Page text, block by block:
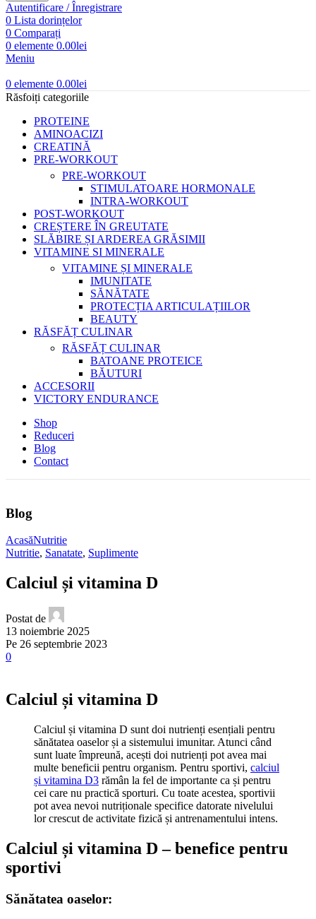
Autentificare / Înregistrare
0 Lista dorințelor
0 Comparați
0 elemente 0.00lei
Meniu
0 elemente 0.00lei
Răsfoiți categoriile
PROTEINE
AMINOACIZI
CREATINĂ
PRE-WORKOUT
PRE-WORKOUT
STIMULATOARE HORMONALE
INTRA-WORKOUT
POST-WORKOUT
CREȘTERE ÎN GREUTATE
SLĂBIRE ȘI ARDEREA GRĂSIMII
VITAMINE SI MINERALE
VITAMINE ȘI MINERALE
IMUNITATE
SĂNĂTATE
PROTECȚIA ARTICULAȚIILOR
BEAUTY
RĂSFĂȚ CULINAR
RĂSFĂȚ CULINAR
BATOANE PROTEICE
BĂUTURI
ACCESORII
VICTORY ENDURANCE
Shop
Reduceri
Blog
Contact
Blog
AcasăNutritie
Nutritie, Sanatate, Suplimente
Calciul și vitamina D
Postat de
13 noiembrie 2025
Pe 26 septembrie 2023
0
Calciul și vitamina D
Calciul și vitamina D sunt doi nutrienți esențiali pentru
sănătatea oaselor și a sistemului imunitar. Atunci când
sunt luate împreună, acești doi nutrienți pot avea mai
multe beneficii pentru organism. Pentru sportivi, calciul
și vitamina D3 rămân la fel de importante ca și pentru
cei care nu practică sporturi. Cu toate acestea, sportivii
pot avea nevoi nutriționale specifice datorate nivelului
lor crescut de activitate fizică și antrenamentului intens.
Calciul și vitamina D – benefice pentru
sportivi
Sănătatea oaselor: